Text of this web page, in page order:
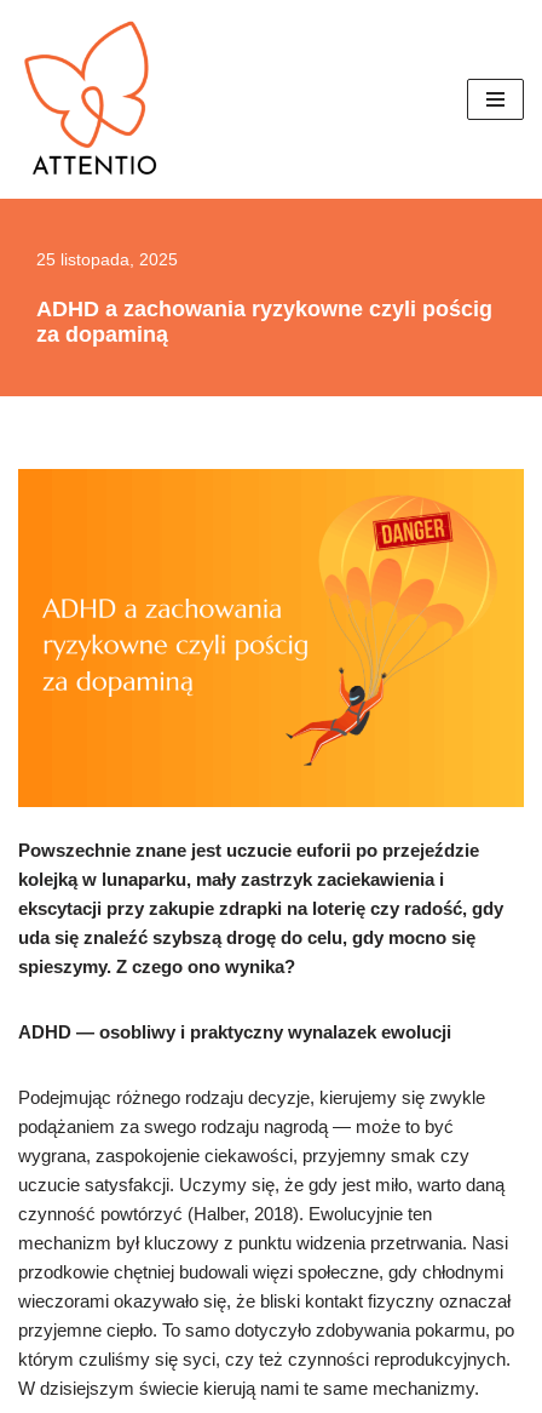
Przejdź
do
treści
25 listopada, 2025
ADHD a zachowania ryzykowne czyli pościg
za dopaminą
Powszechnie znane jest uczucie euforii po przejeździe
kolejką w lunaparku, mały zastrzyk zaciekawienia i
ekscytacji przy zakupie zdrapki na loterię czy radość, gdy
uda się znaleźć szybszą drogę do celu, gdy mocno się
spieszymy. Z czego ono wynika?
ADHD — osobliwy i praktyczny wynalazek ewolucji
Podejmując różnego rodzaju decyzje, kierujemy się zwykle
podążaniem za swego rodzaju nagrodą — może to być
wygrana, zaspokojenie ciekawości, przyjemny smak czy
uczucie satysfakcji. Uczymy się, że gdy jest miło, warto daną
czynność powtórzyć (Halber, 2018). Ewolucyjnie ten
mechanizm był kluczowy z punktu widzenia przetrwania. Nasi
przodkowie chętniej budowali więzi społeczne, gdy chłodnymi
wieczorami okazywało się, że bliski kontakt fizyczny oznaczał
przyjemne ciepło. To samo dotyczyło zdobywania pokarmu, po
którym czuliśmy się syci, czy też czynności reprodukcyjnych.
W dzisiejszym świecie kierują nami te same mechanizmy.